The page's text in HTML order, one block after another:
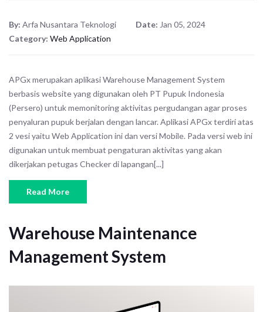
By: Arfa Nusantara Teknologi Date: Jan 05, 2024
Category: Web Application
APGx merupakan aplikasi Warehouse Management System
berbasis website yang digunakan oleh PT Pupuk Indonesia
(Persero) untuk memonitoring aktivitas pergudangan agar proses
penyaluran pupuk berjalan dengan lancar. Aplikasi APGx terdiri atas
2 vesi yaitu Web Application ini dan versi Mobile. Pada versi web ini
digunakan untuk membuat pengaturan aktivitas yang akan
dikerjakan petugas Checker di lapangan[...]
Read More
Warehouse Maintenance
Management System